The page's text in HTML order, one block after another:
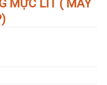
MỰC LÍT ( MÁY